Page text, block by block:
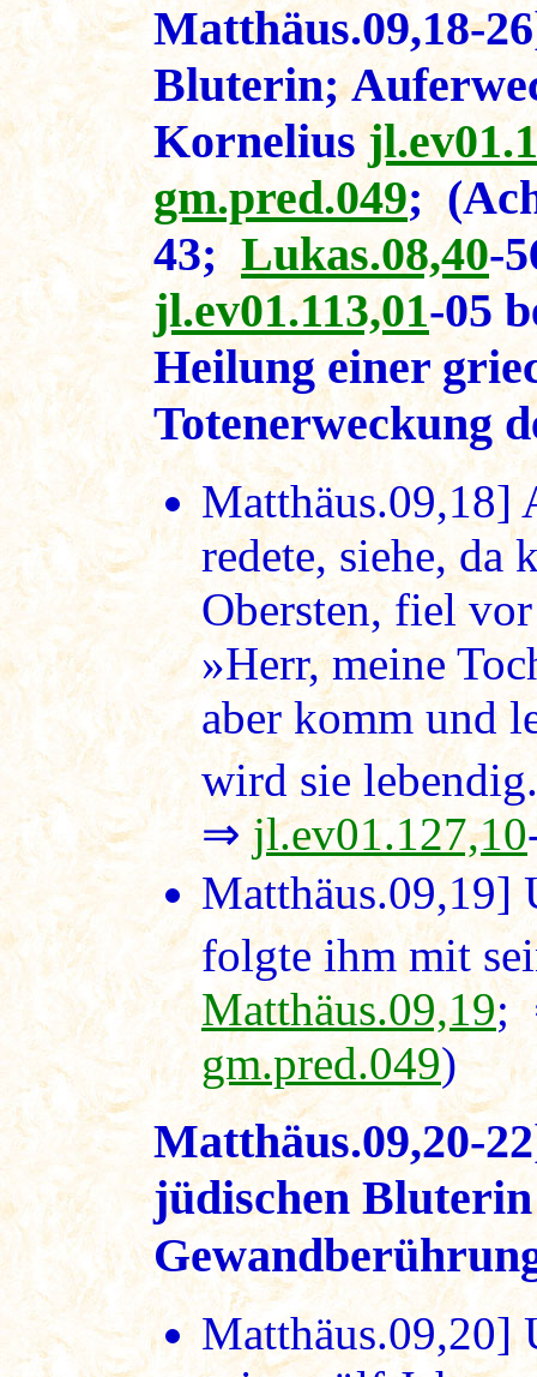
Matthäus.09,18-
Bluterin;
Kornelius
gm.pred.049;
43;Lukas.08,40-
jl.ev01.113,01-05
Heilung einer
Totenerweckung
Matthäus.09,18]
redete, siehe, da
Obersten, fiel
»Herr, meine
aber komm und
wird sie
⇒jl.ev01.127,10
Matthäus.09,19]
folgte ihm mit
Matthäus.09,19;
gm.pred.049)
Matthäus.09,20-
jüdischen
Matthäus.09,20]